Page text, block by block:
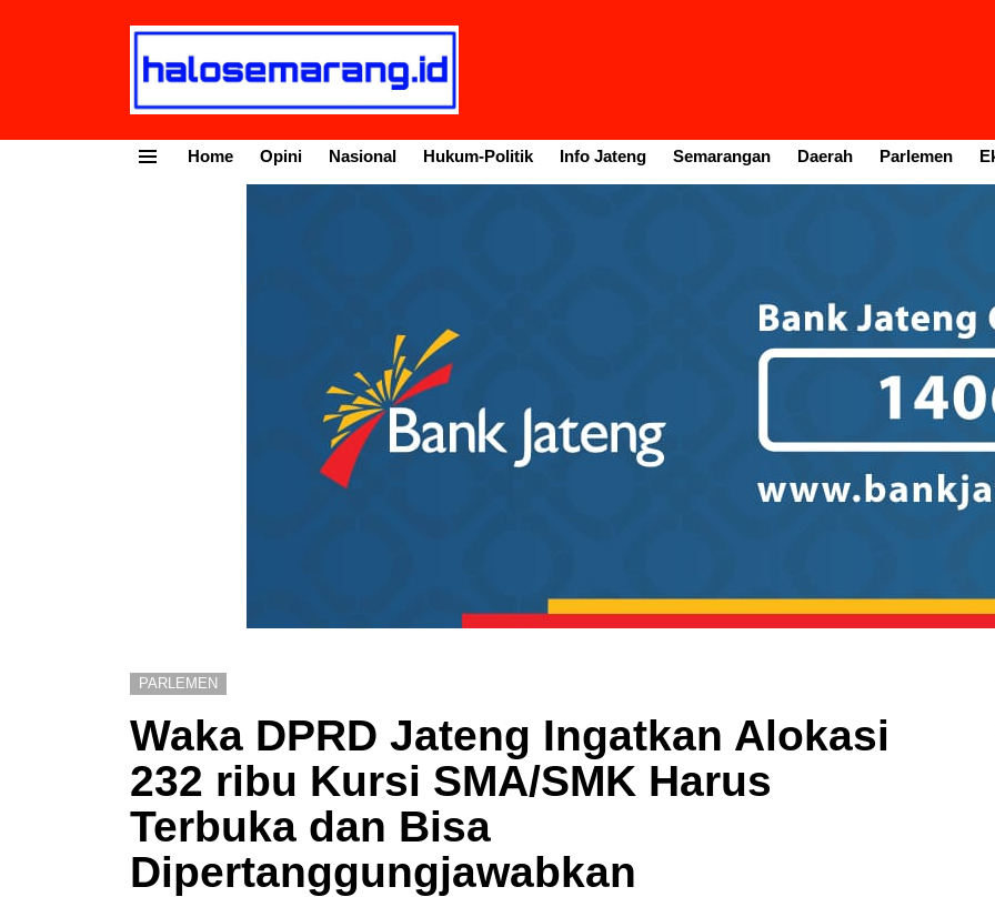
Home Opini Nasional Hukum-Politik Info Jateng Semarangan Daerah Parlemen
PARLEMEN
Waka DPRD Jateng Ingatkan Alokasi
232 ribu Kursi SMA/SMK Harus
Terbuka dan Bisa
Dipertanggungjawabkan